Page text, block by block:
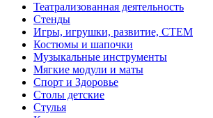
Театрализованная деятельность
Стенды
Игры, игрушки, развитие, СТЕМ
Костюмы и шапочки
Музыкальные инструменты
Мягкие модули и маты
Спорт и Здоровье
Столы детские
Стулья